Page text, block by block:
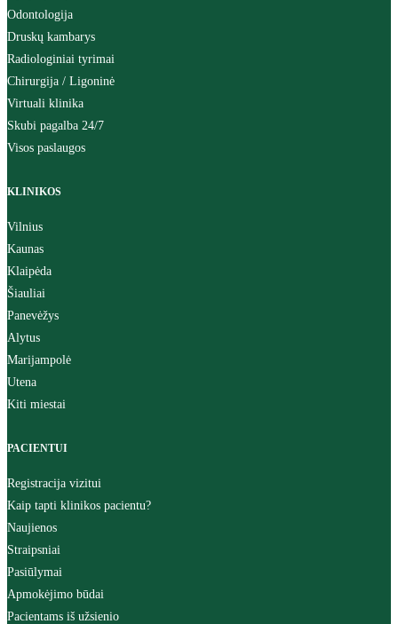
Odontologija
Druskų kambarys
Radiologiniai tyrimai
Chirurgija / Ligoninė
Virtuali klinika
Skubi pagalba 24/7
Visos paslaugos
KLINIKOS
Vilnius
Kaunas
Klaipėda
Šiauliai
Panevėžys
Alytus
Marijampolė
Utena
Kiti miestai
PACIENTUI
Registracija vizitui
Kaip tapti klinikos pacientu?
Naujienos
Straipsniai
Pasiūlymai
Apmokėjimo būdai
Pacientams iš užsienio